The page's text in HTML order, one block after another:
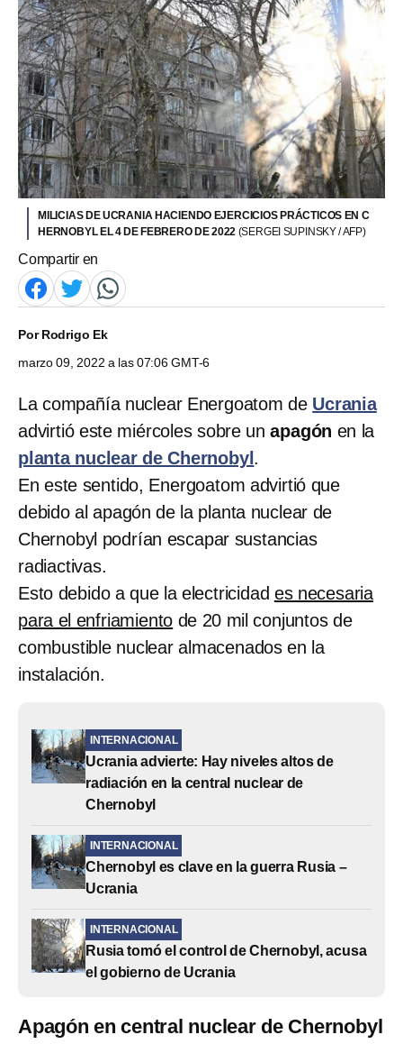
MILICIAS DE UCRANIA HACIENDO EJERCICIOS PRÁCTICOS EN C
HERNOBYL EL 4 DE FEBRERO DE 2022 (SERGEI SUPINSKY / AFP)
Compartir en
PorRodrigo Ek
marzo 09, 2022 a las 07:06 GMT-6
La compañía nuclear Energoatom de Ucrania
advirtió este miércoles sobre unapagón en la
planta nuclear de Chernobyl .
En este sentido, Energoatom advirtió que
debido al apagón de la planta nuclear de
Chernobyl podrían escapar sustancias
radiactivas.
Esto debido a que la electricidad es necesaria
para el enfriamiento de 20 mil conjuntos de
combustible nuclear almacenados en la
instalación.
INTERNACIONAL
Ucrania advierte: Hay niveles altos de
radiación en la central nuclear de
Chernobyl
INTERNACIONAL
Chernobyl es clave en la guerra Rusia –
Ucrania
INTERNACIONAL
Rusia tomó el control de Chernobyl, acusa
el gobierno de Ucrania
Apagón en central nuclear de Chernobyl